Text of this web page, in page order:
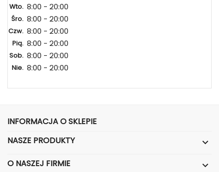
Wto. 8:00 - 20:00
Śro. 8:00 - 20:00
Czw. 8:00 - 20:00
Pią. 8:00 - 20:00
Sob. 8:00 - 20:00
Nie. 8:00 - 20:00
INFORMACJA O SKLEPIE
NASZE PRODUKTY

O NASZEJ FIRMIE 